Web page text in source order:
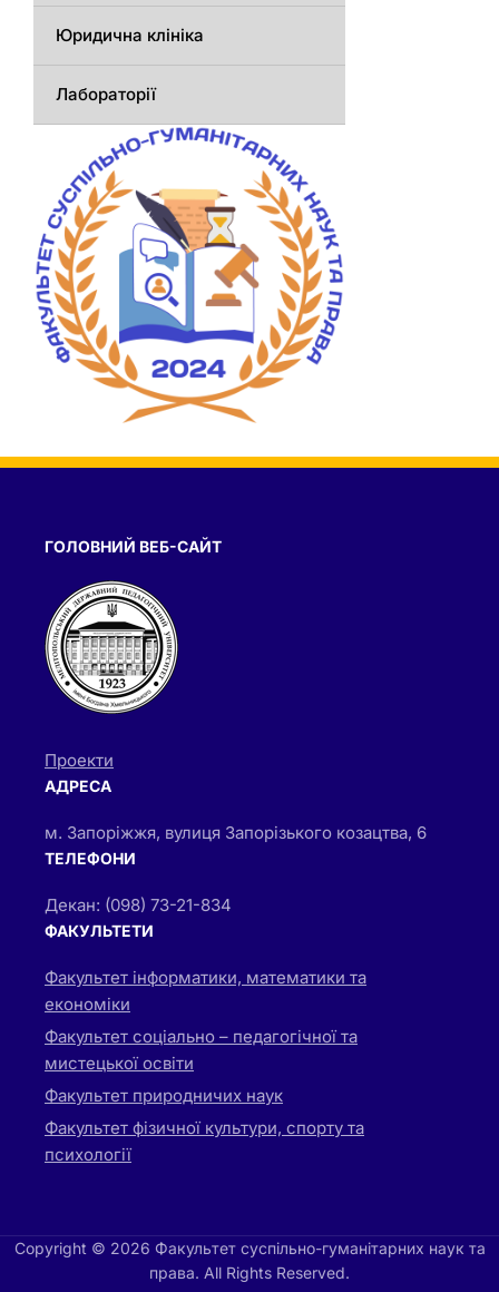
Юридична клініка
Лабораторії
ГОЛОВНИЙ ВЕБ-САЙТ
Проекти
АДРЕСА
м. Запоріжжя, вулиця Запорізького козацтва, 6
ТЕЛЕФОНИ
Декан: (098) 73-21-834
ФАКУЛЬТЕТИ
Факультет інформатики, математики та
економіки
Факультет соціально – педагогічної та
мистецької освіти
Факультет природничих наук
Факультет фізичної культури, спорту та
психології
Copyright © 2026 Факультет суспільно-гуманітарних наук та
права. All Rights Reserved.